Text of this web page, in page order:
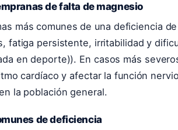
de falta de magnesio
más comunes de una deficiencia
fatiga persistente, irritabilidad y
en deporte)). En casos más
cardíaco y afectar la función
la población general.
de deficiencia